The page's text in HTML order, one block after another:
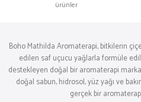
ürünler
Boho Mathilda Aromaterapi, bitkilerin
edilen saf uçucu yağlarla formüle
destekleyen doğal bir aromaterapi
doğal sabun, hidrosol, yüz yağı ve
gerçek bir